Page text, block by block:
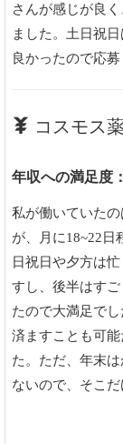
さんが感じが良
ました。土日祝
良かったので応募
コスモス
年収への満足度
私が働いていた
が、月に18~22日
日祝日や夕方は
すし、後半はす
たので大満足で
済ますことも可
た。ただ、年末
ないので、そこだ